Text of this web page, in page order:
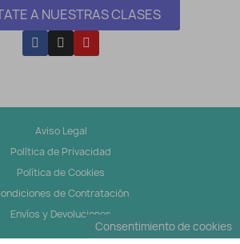
A NUESTRAS CLASES
Aviso Legal
Política de Privacidad
Política de Cookies
de Contratación
Envíos y Devoluciones
Consentimiento de cookies